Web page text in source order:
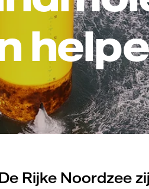
Rijke Noordzee